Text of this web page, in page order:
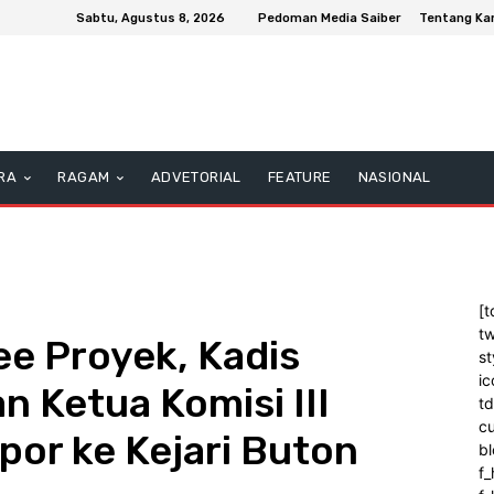
Sabtu, Agustus 8, 2026 Pedoman Media Saiber Tentang
RAGAM ADVETORIAL FEATURE NASIONAL
Proyek, Kadis
Ketua Komisi III
ke Kejari Buton